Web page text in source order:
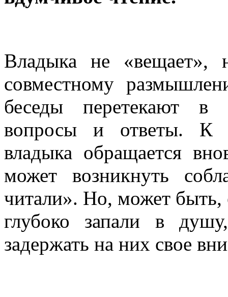
Владыка не «вещает»,
совместному
беседы перетекают в
вопросы и ответы. К
владыка обращается
может возникнуть
читали». Но, может быть,
глубоко запали в
задержать на них свое